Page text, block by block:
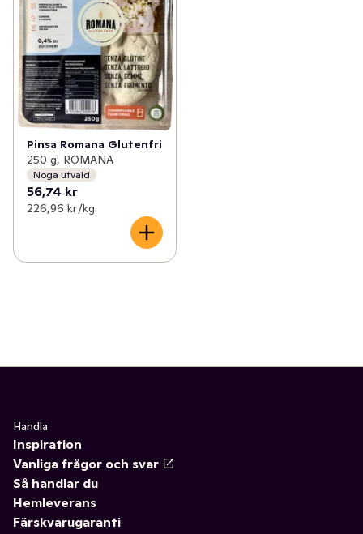
Pinsa Romana Glutenfri
250 g, ROMANA
Noga utvald
56,74 kr
226,96 kr /kg
Handla
Inspiration
Vanliga frågor och svar
Så handlar du
Hemleverans
Färskvarugaranti